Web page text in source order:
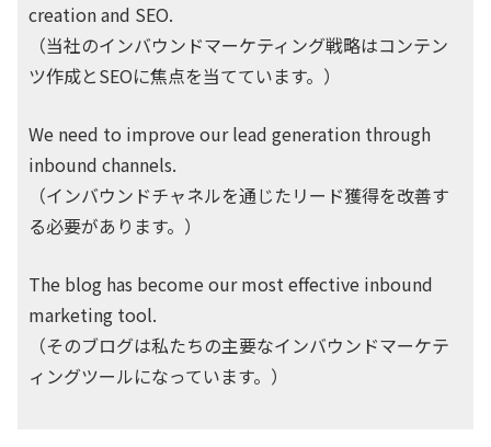
creation and SEO.
（当社のインバウンドマーケティング戦略はコンテン
ツ作成とSEOに焦点を当てています。）
We need to improve our lead generation through
inbound channels.
（インバウンドチャネルを通じたリード獲得を改善す
る必要があります。）
The blog has become our most effective inbound
marketing tool.
（そのブログは私たちの主要なインバウンドマーケテ
ィングツールになっています。）